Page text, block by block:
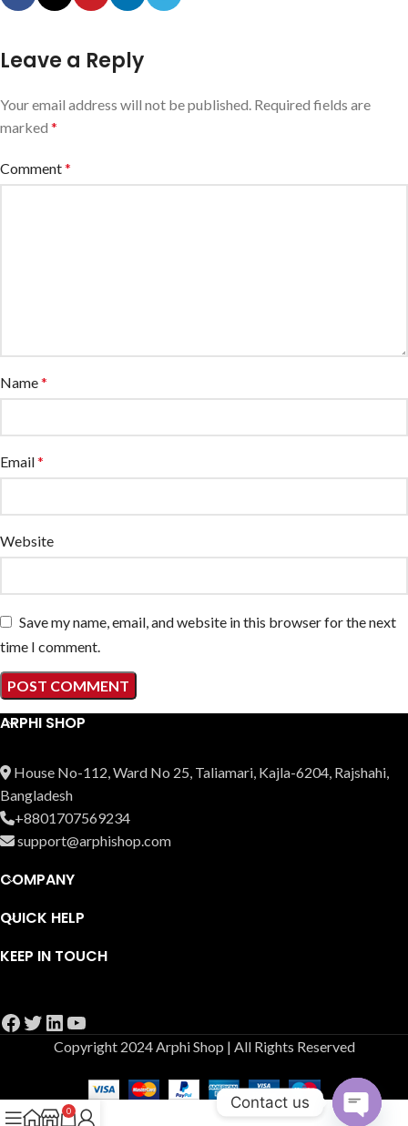
Leave a Reply
Your email address will not be published. Required fields are
marked *
Comment*
Name*
Email*
Website
Save my name, email, and website in this browser for the next
time I comment.
ARPHI SHOP
House No-112, Ward No 25, Taliamari, Kajla-6204, Rajshahi,
Bangladesh
+8801707569234
support@arphishop.com
COMPANY
QUICK HELP
KEEP IN TOUCH
Copyright 2024 Arphi Shop | All Rights Reserved
0 Contact us